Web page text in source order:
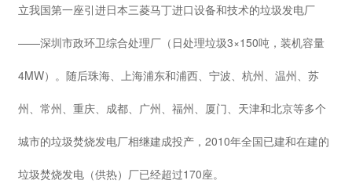
立我国第一座引进日本三菱马丁进口设备和技术的垃圾发电厂
——深圳市政环卫综合处理厂（日处理垃圾3×150吨，装机容量
4MW）。随后珠海、上海浦东和浦西、宁波、杭州、温州、苏
州、常州、重庆、成都、广州、福州、厦门、天津和北京等多个
城市的垃圾焚烧发电厂相继建成投产，2010年全国已建和在建的
垃圾焚烧发电（供热）厂已经超过170座。